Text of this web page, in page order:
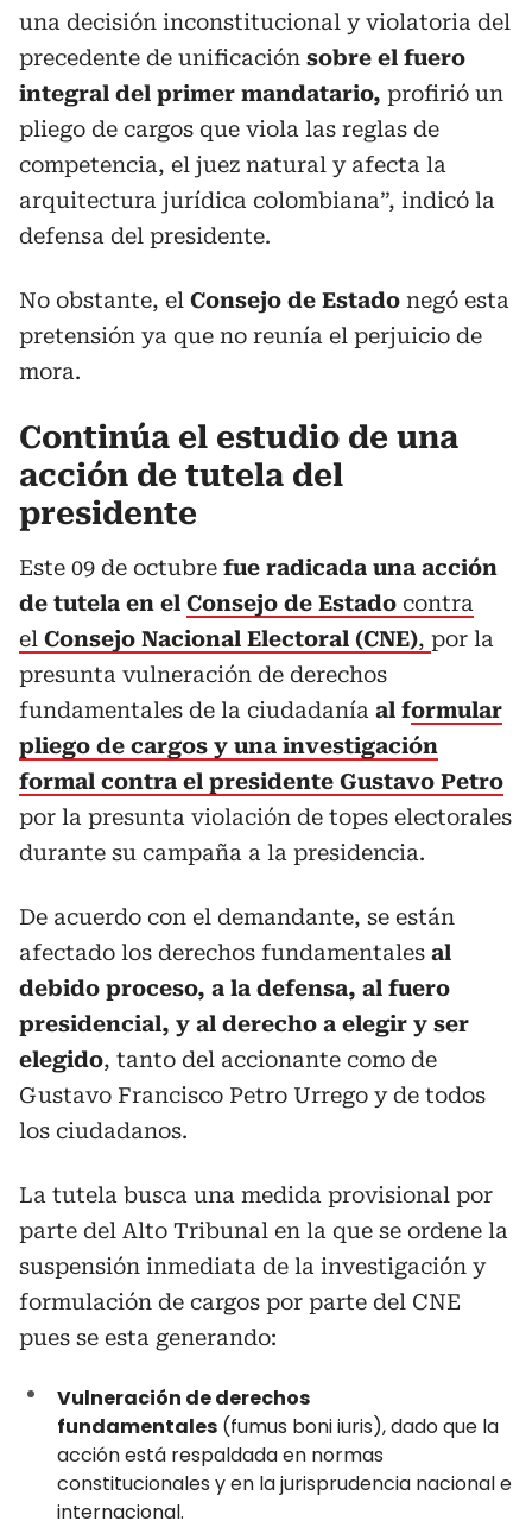
una decisión inconstitucional y violatoria del
precedente de unificación sobre el fuero
integral del primer mandatario, profirió un
pliego de cargos que viola las reglas de
competencia, el juez natural y afecta la
arquitectura jurídica colombiana”, indicó la
defensa del presidente.
No obstante, el Consejo de Estado negó esta
pretensión ya que no reunía el perjuicio de
mora.
Continúa el estudio de una
acción de tutela del
presidente
Este 09 de octubre fue radicada una acción
de tutela en el Consejo de Estado contra
el Consejo Nacional Electoral (CNE), por la
presunta vulneración de derechos
fundamentales de la ciudadanía al formular
pliego de cargos y una investigación
formal contra el presidente Gustavo Petro
por la presunta violación de topes electorales
durante su campaña a la presidencia.
De acuerdo con el demandante, se están
afectado los derechos fundamentales al
debido proceso, a la defensa, al fuero
presidencial, y al derecho a elegir y ser
elegido, tanto del accionante como de
Gustavo Francisco Petro Urrego y de todos
los ciudadanos.
La tutela busca una medida provisional por
parte del Alto Tribunal en la que se ordene la
suspensión inmediata de la investigación y
formulación de cargos por parte del CNE
pues se esta generando:
Vulneración de derechos
fundamentales (fumus boni iuris), dado que la
acción está respaldada en normas
constitucionales y en la jurisprudencia nacional e
internacional.